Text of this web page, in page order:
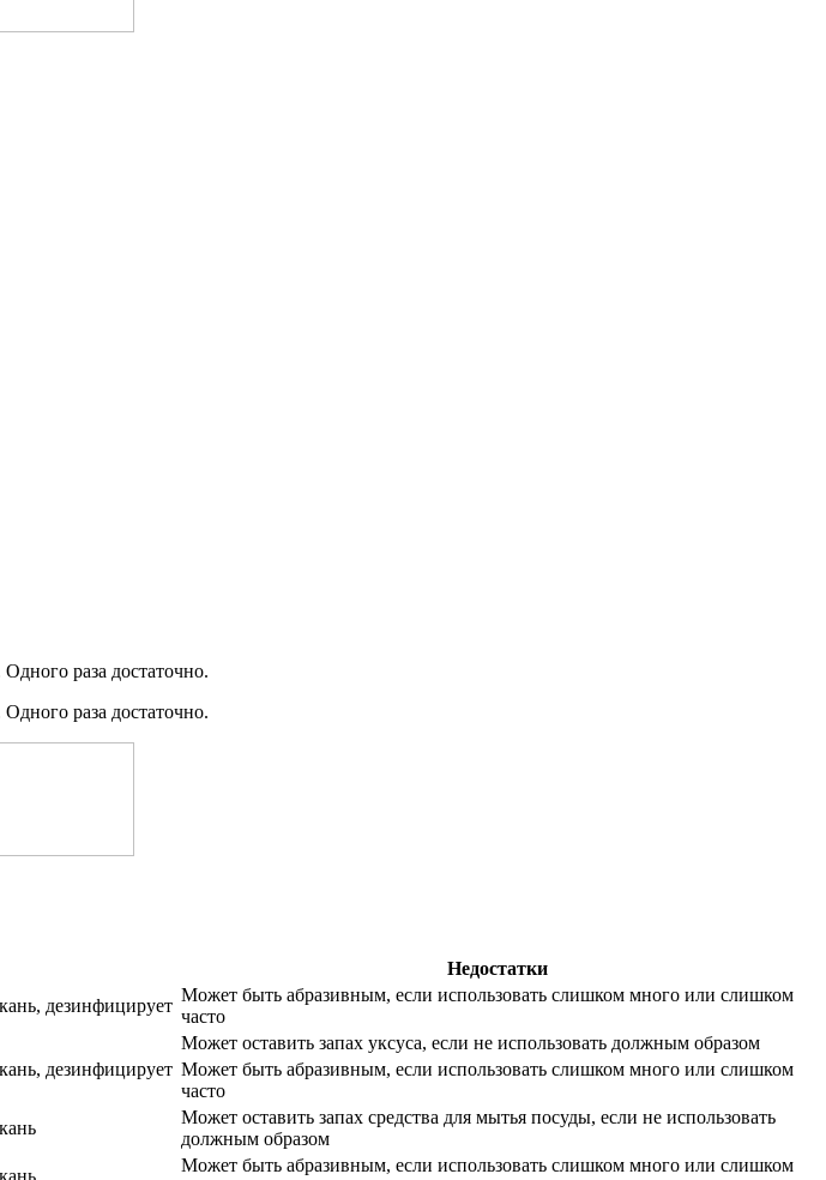
раза достаточно.
раза достаточно.
Недостатки
дезинфицирует
Может быть абразивным, если использовать слишком много или слишком
часто
Может оставить запах уксуса, если не использовать должным образом
дезинфицирует Может быть абразивным, если использовать слишком много или слишком
часто
Может оставить запах средства для мытья посуды, если не использовать
должным образом
Может быть абразивным, если использовать слишком много или слишком